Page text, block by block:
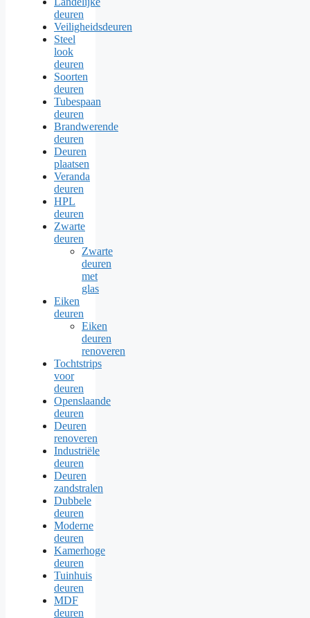
deuren
Veiligheidsdeuren
Steel
look
deuren
Soorten
deuren
Tubespaan
deuren
Brandwerende
deuren
Deuren
plaatsen
Veranda
deuren
HPL
deuren
Zwarte
deuren
Zwarte
deuren
met
glas
Eiken
deuren
Eiken
deuren
renoveren
Tochtstrips
voor
deuren
Openslaande
deuren
Deuren
renoveren
Industriële
deuren
Deuren
zandstralen
Dubbele
deuren
Moderne
deuren
Kamerhoge
deuren
Tuinhuis
deuren
MDF
deuren